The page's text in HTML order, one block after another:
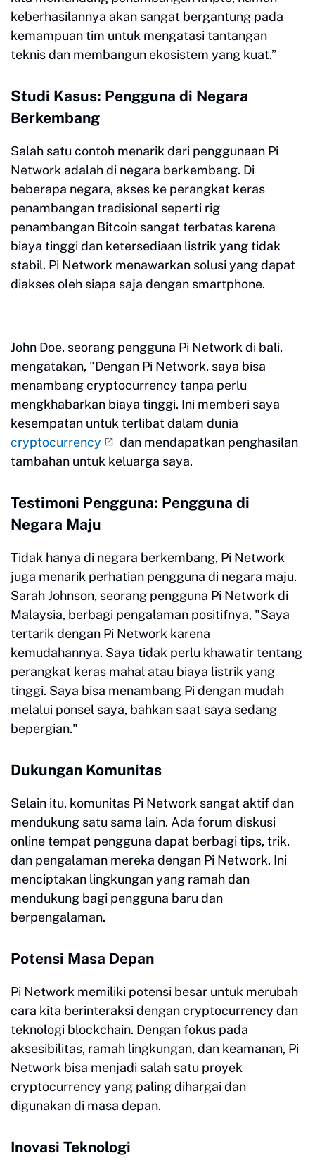
keberhasilannya akan sangat bergantung pada
kemampuan tim untuk mengatasi tantangan
teknis dan membangun ekosistem yang kuat.”
Studi Kasus: Pengguna di Negara
Berkembang
Salah satu contoh menarik dari penggunaan Pi
Network adalah di negara berkembang. Di
beberapa negara, akses ke perangkat keras
penambangan tradisional seperti rig
penambangan Bitcoin sangat terbatas karena
biaya tinggi dan ketersediaan listrik yang tidak
stabil. Pi Network menawarkan solusi yang dapat
diakses oleh siapa saja dengan smartphone.
John Doe, seorang pengguna Pi Network di bali,
mengatakan, "Dengan Pi Network, saya bisa
menambang cryptocurrency tanpa perlu
mengkhabarkan biaya tinggi. Ini memberi saya
kesempatan untuk terlibat dalam dunia
cryptocurrency
dan mendapatkan penghasilan
tambahan untuk keluarga saya.
Testimoni Pengguna: Pengguna di
Negara Maju
Tidak hanya di negara berkembang, Pi Network
juga menarik perhatian pengguna di negara maju.
Sarah Johnson, seorang pengguna Pi Network di
Malaysia, berbagi pengalaman positifnya, "Saya
tertarik dengan Pi Network karena
kemudahannya. Saya tidak perlu khawatir tentang
perangkat keras mahal atau biaya listrik yang
tinggi. Saya bisa menambang Pi dengan mudah
melalui ponsel saya, bahkan saat saya sedang
bepergian."
Dukungan Komunitas
Selain itu, komunitas Pi Network sangat aktif dan
mendukung satu sama lain. Ada forum diskusi
online tempat pengguna dapat berbagi tips, trik,
dan pengalaman mereka dengan Pi Network. Ini
menciptakan lingkungan yang ramah dan
mendukung bagi pengguna baru dan
berpengalaman.
Potensi Masa Depan
Pi Network memiliki potensi besar untuk merubah
cara kita berinteraksi dengan cryptocurrency dan
teknologi blockchain. Dengan fokus pada
aksesibilitas, ramah lingkungan, dan keamanan, Pi
Network bisa menjadi salah satu proyek
cryptocurrency yang paling dihargai dan
digunakan di masa depan.
Inovasi Teknologi